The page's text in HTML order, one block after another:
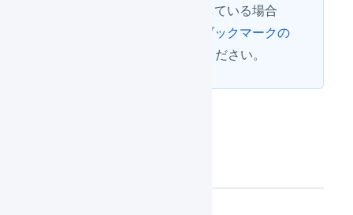
BT-A500を利用している場合
BT-A500のブックマークの
を確認してください。